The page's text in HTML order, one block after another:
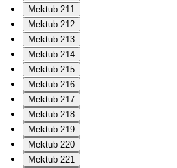
Mektub 211
Mektub 212
Mektub 213
Mektub 214
Mektub 215
Mektub 216
Mektub 217
Mektub 218
Mektub 219
Mektub 220
Mektub 221